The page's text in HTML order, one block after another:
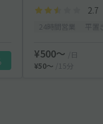
2.7
¥500〜
/日
¥50〜
/15分